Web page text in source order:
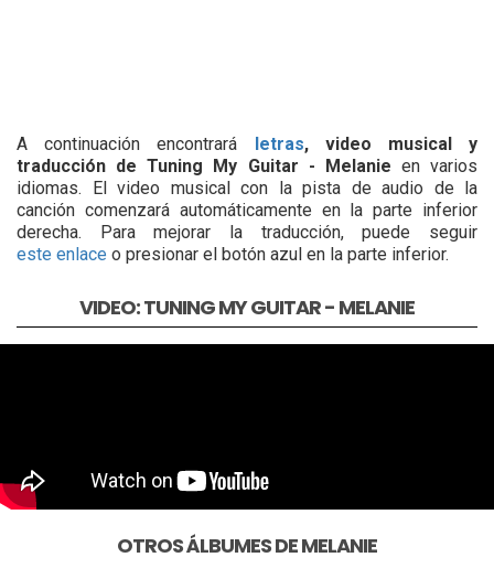
A continuación encontrará letras, video musical y
traducción de Tuning My Guitar - Melanie en varios
idiomas. El video musical con la pista de audio de la
canción comenzará automáticamente en la parte inferior
derecha. Para mejorar la traducción, puede seguir
este enlace o presionar el botón azul en la parte inferior.
VIDEO: TUNING MY GUITAR - MELANIE
OTROS ÁLBUMES DE MELANIE